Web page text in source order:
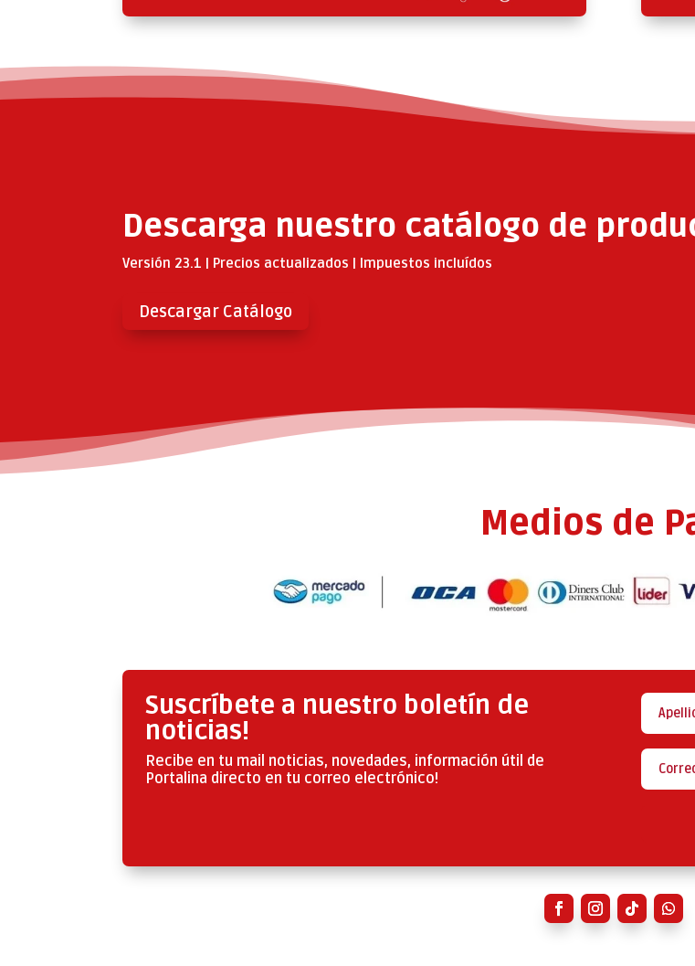
Descarga nuestro catálogo de
Versión 23.1 | Precios actualizados | Impuestos incluídos
Descargar Catálogo
Medios de
Suscríbete a nuestro boletín de
noticias!
Recibe en tu mail noticias, novedades, información útil de
Portalina directo en tu correo electrónico!